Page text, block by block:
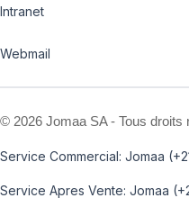
Intranet
Webmail
© 2026 Jomaa SA - Tous droits
Service Commercial: Jomaa
Service Apres Vente: Jomaa